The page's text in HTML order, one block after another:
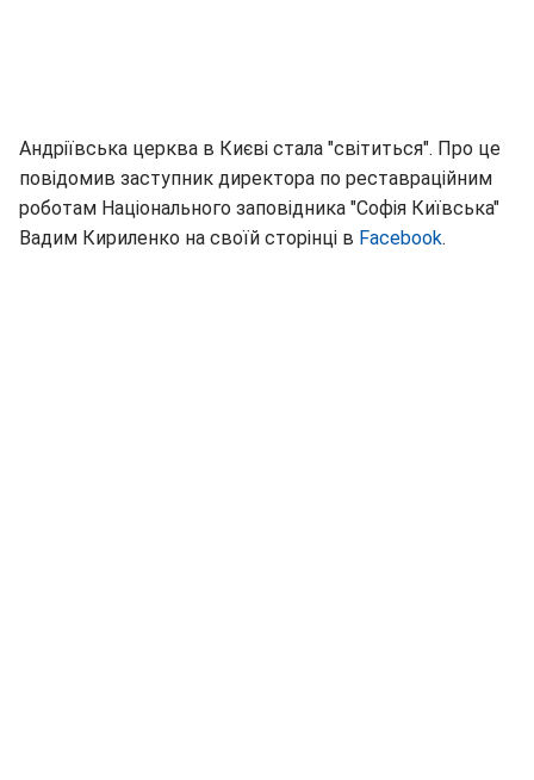
Андріївська церква в Києві стала "світиться". Про це
повідомив заступник директора по реставраційним
роботам Національного заповідника "Софія Київська"
Вадим Кириленко на своїй сторінці в Facebook.